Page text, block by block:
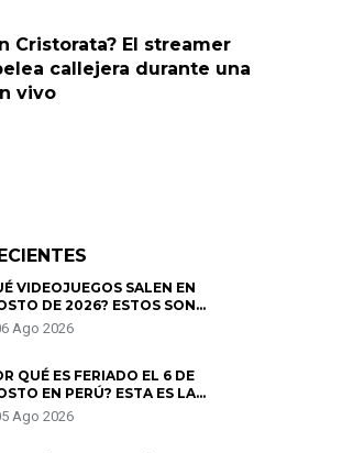
Cristorata? El streamer
callejera durante una
vivo
VIDEOJUEGOS SALEN EN
DE 2026? ESTOS SON
ESTRENOS MÁS ESPERADOS
Ago 2026
QUÉ ES FERIADO EL 6 DE
EN PERÚ? ESTA ES LA
Ago 2026